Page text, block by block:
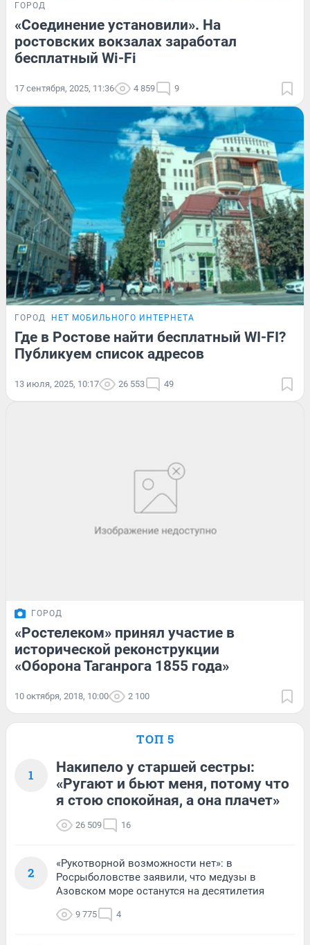
ГОРОД
«Соединение установили». На
ростовских вокзалах заработал
бесплатный Wi-Fi
17 сентября, 2025, 11:36 4 859 9
ГОРОД НЕТ МОБИЛЬНОГО ИНТЕРНЕТА
Где в Ростове найти бесплатный WI-FI?
Публикуем список адресов
13 июля, 2025, 10:17 26 553 49
ГОРОД
«Ростелеком» принял участие в
исторической реконструкции
«Оборона Таганрога 1855 года»
10 октября, 2018, 10:00 2 100
ТОП 5
1
Накипело у старшей сестры:
«Ругают и бьют меня, потому что
я стою спокойная, а она плачет»
26 509 16
2
«Рукотворной возможности нет»: в
Росрыболовстве заявили, что медузы в
Азовском море останутся на десятилетия
9 775 4